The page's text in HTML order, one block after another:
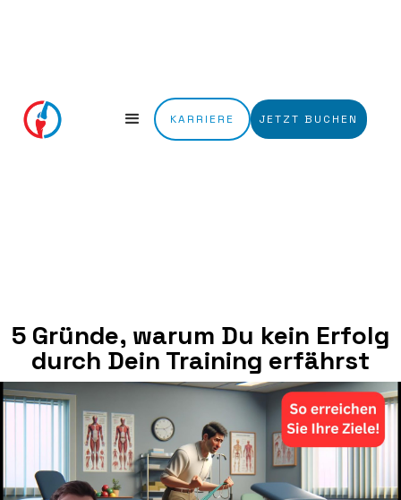
KARRIERE JETZT BUCHEN
5 Gründe, warum Du kein Erfolg
durch Dein Training erfährst